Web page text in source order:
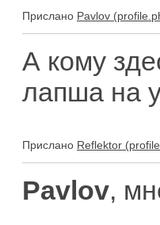
Прислано Pavlov
А кому
лапша на
Прислано Reflektor
Pavlov,